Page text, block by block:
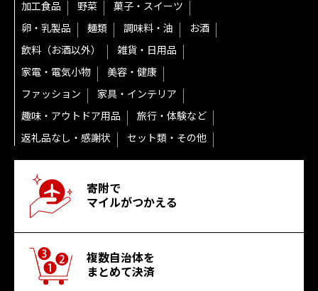
加工食品
野菜
菓子・スイーツ
卵・乳製品
麺類 調味料・油
お酒
飲料（お酒以外）
雑貨・日用品
家電・電気小物
美容・健康
ファッション
家具・インテリア
趣味・アウトドア用品
旅行・体験など
返礼品なし・感謝状
セット類・その他
寄附で
マイルがつかえる
複数自治体を
まとめて決済